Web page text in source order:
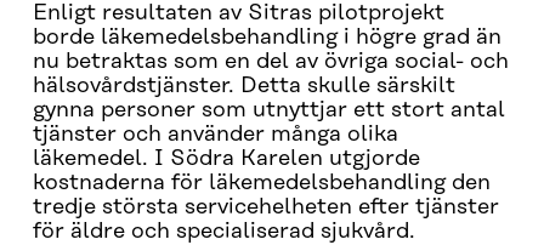
Enligt resultaten av Sitras pilotprojekt
borde läkemedelsbehandling i högre grad än
nu betraktas som en del av övriga social- och
hälsovårdstjänster. Detta skulle särskilt
gynna personer som utnyttjar ett stort antal
tjänster och använder många olika
läkemedel. I Södra Karelen utgjorde
kostnaderna för läkemedelsbehandling den
tredje största servicehelheten efter tjänster
för äldre och specialiserad sjukvård.